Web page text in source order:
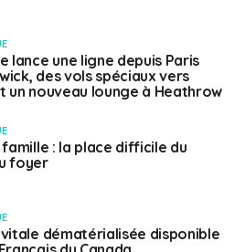
lance une ligne depuis Paris
des vols spéciaux vers
un nouveau lounge à Heathrow
: la place difficile du
foyer
dématérialisée disponible